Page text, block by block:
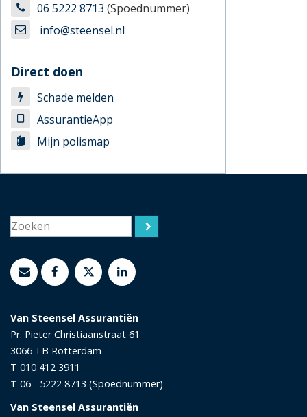
06 5222 8713 (Spoednummer)
info@steensel.nl
Direct doen
Schade melden
AssurantieApp
Mijn polismap
Van Steensel Assurantiën
Pr. Pieter Christiaanstraat 61
3066 TB Rotterdam
T 010 412 3911
T 06 - 5222 8713 (Spoednummer)
Van Steensel Assurantiën